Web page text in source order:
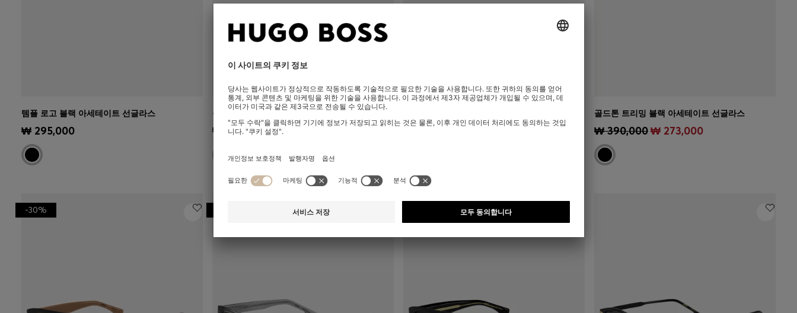
빠른 보기
템플 로고 블랙 아세테이트 선글라스
₩ 295,000 빠른 보기(내 사이즈 선택하기)
블랙 및 골드 톤 프레임 블루 렌즈 선글라스
₩ 340,000 빠른 보기(내 사이즈 선택하기)
₩ 335,000 빠른 보기 (내 사이즈 선택하기)
골드톤 트리밍 블랙 아세테이트 선글라스
₩ 390,000₩ 273,000
-30%